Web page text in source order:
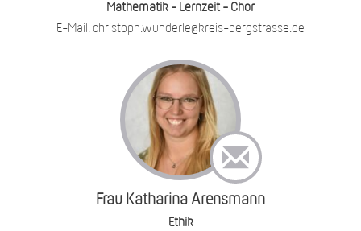
Mathematik - Lernzeit - Chor
E-Mail: christoph.wunderle@kreis-bergstrasse.de
Frau Katharina Arensmann
Ethik